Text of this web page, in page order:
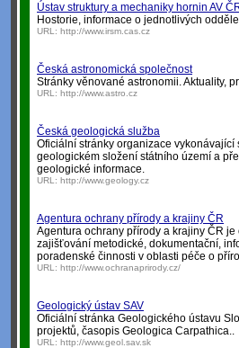
Ústav struktury a mechaniky hornin AV
Hostorie, informace o jednotlivých
URL: http://www.irsm.cas.cz
Česká astronomická společnost
Stránky věnované astronomii. Aktuality,
URL: http://www.astro.cz
Česká geologická služba
Oficiální stránky organizace
geologickém složení státního území a
geologické informace.
URL: http://www.geology.cz
Agentura ochrany přírody a krajiny ČR
Agentura ochrany přírody a krajiny ČR
zajišťování metodické, dokumentační,
poradenské činnosti v oblasti péče o
URL: http://www.ochranaprirody.cz/
Geologický ústav SAV
Oficiální stránka Geologického ústavu
projektů, časopis Geologica Carpathica..
URL: http://www.geol.sav.sk